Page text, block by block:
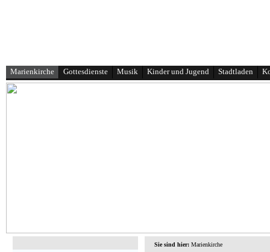
Marienkirche Gottesdienste Musik Kinder und Jugend Stadtladen
Sie sind hier: Marienkirche